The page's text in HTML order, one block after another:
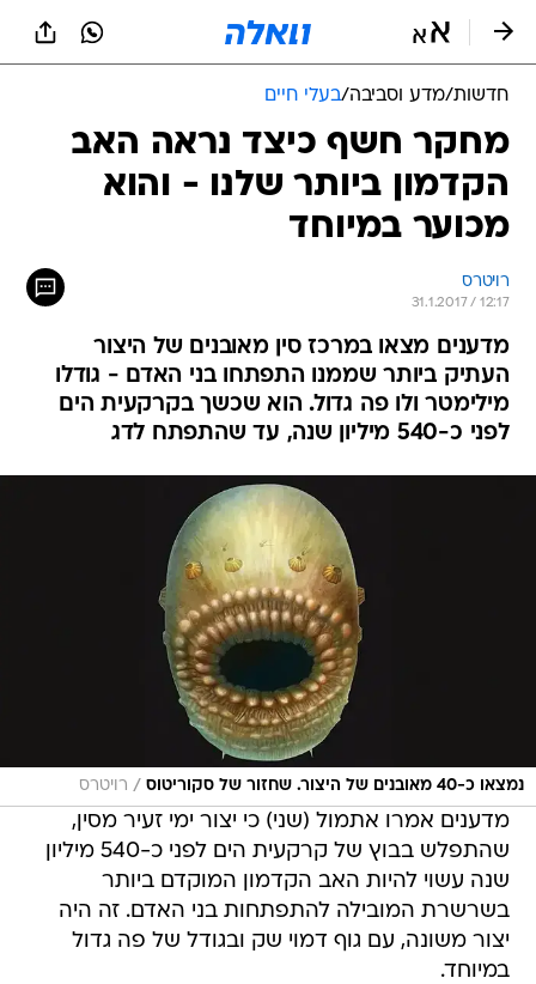
חדשות/מדע וסביבה/בעלי חיים
מחקר חשף כיצד נראה האב
הקדמון ביותר שלנו - והוא
מכוער במיוחד
רויטרס
31.1.2017 / 12:17
מדענים מצאו במרכז סין מאובנים של היצור
העתיק ביותר שממנו התפתחו בני האדם - גודלו
מילימטר ולו פה גדול. הוא שכשך בקרקעית הים
לפני כ-540 מיליון שנה, עד שהתפתח לדג
נמצאו כ-40 מאובנים של היצור. שחזור של סקוריטוס / רויטרס
מדענים אמרו אתמול (שני) כי יצור ימי זעיר מסין,
שהתפלש בבוץ של קרקעית הים לפני כ-540 מיליון
שנה עשוי להיות האב הקדמון המוקדם ביותר
בשרשרת המובילה להתפתחות בני האדם. זה היה
יצור משונה, עם גוף דמוי שק ובגודל של פה גדול
במיוחד.